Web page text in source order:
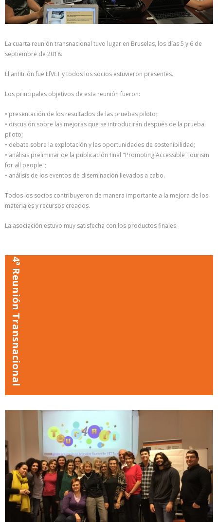
La cuarta reunión transnacional tuvo lugar en Bruselas, los días 5 y 6 de
septiembre de 2018.
El anfitrión fue EfVET y todos los socios estuvieron presentes.
Los principales objetivos de esta reunión fueron:
• presentación de los resultados de las pruebas piloto;
• discusión sobre las mejoras que se introducirán después de la prueba
piloto;
• debate sobre la explotación y las oportunidades de sostenibilidad;
• análisis preliminar de la publicación final "Promoting Accessible Tourism
for all people";
• análisis de los eventos de diseminación llevados a cabo.
Todos los socios contribuyeron de manera importante a la mejora de los
materiales y recursos creados.
La asociación estuvo muy satisfecha con los productos finales.
4ª Reunión Transnacional